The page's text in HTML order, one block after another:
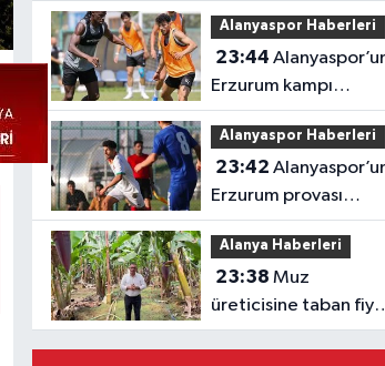
Alanya’da
Alanyaspor Haberleri
23:44 Alanyaspor’un
Erzurum kampı
tamamlandı
Alanyaspor Haberleri
23:42 Alanyaspor’un
Erzurum provası
golsüz tamamlandı
Alanya Haberleri
23:38 Muz
üreticisine taban
müjdesi